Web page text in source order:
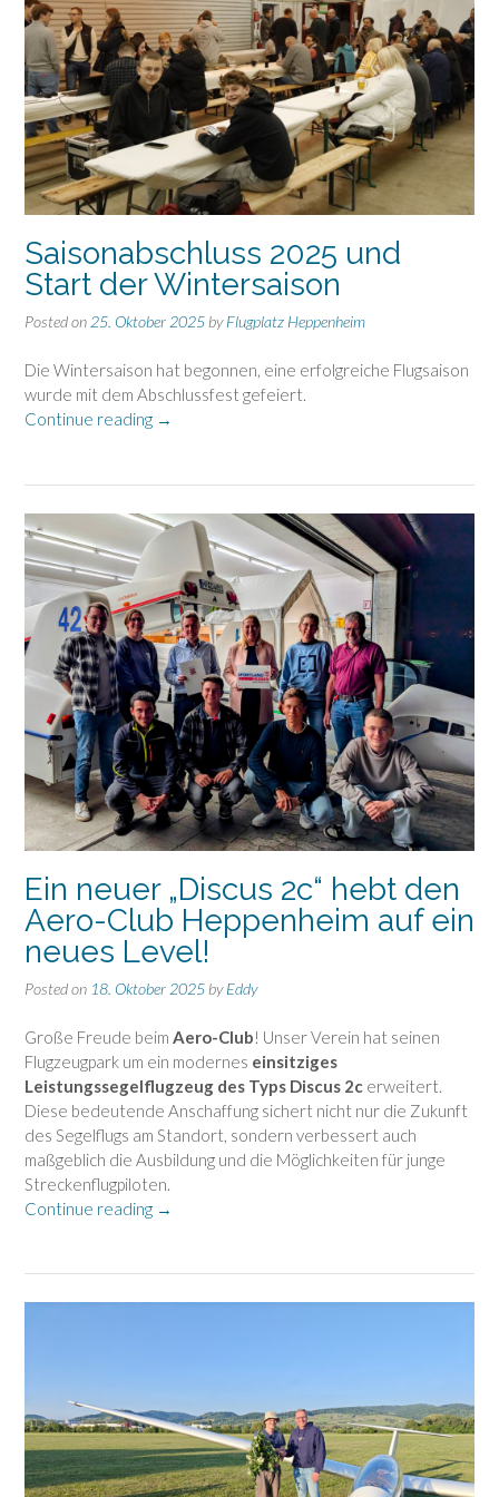
Saisonabschluss 2025 und
Start der Wintersaison
Posted on 25. Oktober 2025 byFlugplatz Heppenheim
Die Wintersaison hat begonnen, eine erfolgreiche Flugsaison
wurde mit dem Abschlussfest gefeiert.
Continue reading „Saisonabschluss
Start
der
Wintersaison“
→
Ein neuer „Discus 2c“ hebt den
Aero-Club Heppenheim auf ein
neues Level!
Posted on 18. Oktober 2025 byEddy
Große Freude beim Aero-Club! Unser Verein hat seinen
Flugzeugpark um ein modernes einsitziges
Leistungssegelflugzeug des Typs Discus 2c erweitert.
Diese bedeutende Anschaffung sichert nicht nur die Zukunft
des Segelflugs am Standort, sondern verbessert auch
maßgeblich die Ausbildung und die Möglichkeiten für junge
Streckenflugpiloten.
Continue reading „Ein
2c“
hebt
auf
ein
neues
→